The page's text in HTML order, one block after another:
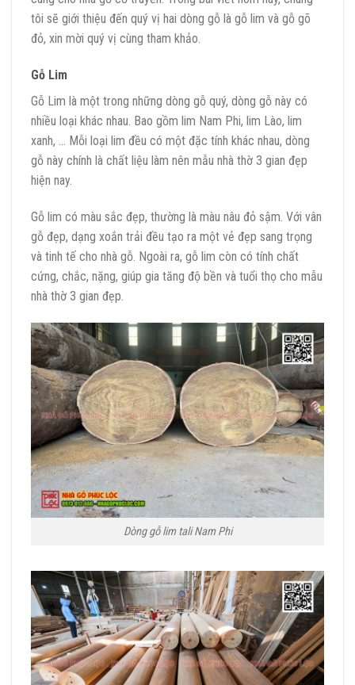
tôi sẽ giới thiệu đến quý vị hai dòng gỗ là gỗ lim và gỗ gõ
đỏ, xin mời quý vị cùng tham khảo.
Gỗ Lim
Gỗ Lim là một trong những dòng gỗ quý, dòng gỗ này có
nhiều loại khác nhau. Bao gồm lim Nam Phi, lim Lào, lim
xanh, … Mỗi loại lim đều có một đặc tính khác nhau, dòng
gỗ này chính là chất liệu làm nên mẫu nhà thờ 3 gian đẹp
hiện nay.
Gỗ lim có màu sắc đẹp, thường là màu nâu đỏ sậm. Với vân
gỗ đẹp, dạng xoắn trải đều tạo ra một vẻ đẹp sang trọng
và tinh tế cho nhà gỗ. Ngoài ra, gỗ lim còn có tính chất
cứng, chắc, nặng, giúp gia tăng độ bền và tuổi thọ cho mẫu
nhà thờ 3 gian đẹp.
Dòng gỗ lim tali Nam Phi